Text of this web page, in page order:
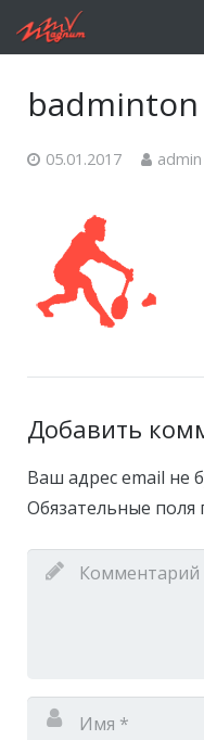
badminton
05.01.2017 admin
Добавить
Ваш адрес email не
Обязательные